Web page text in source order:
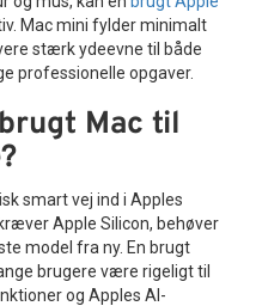
Mac mini fylder minimalt
stærk ydeevne til både
professionelle opgaver.
Mac til
smart vej ind i Apples
Apple Silicon, behøver
model fra ny. En brugt
brugere være rigeligt til
og Apples AI-